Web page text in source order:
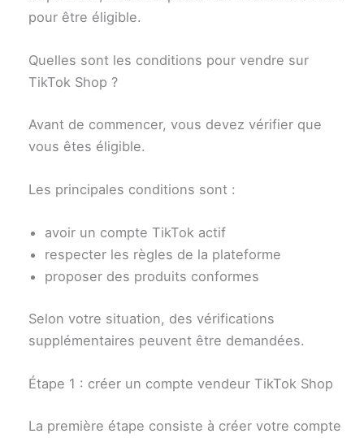
pour être éligible.
Quelles sont les conditions pour vendre sur
TikTok Shop ?
Avant de commencer, vous devez vérifier que
vous êtes éligible.
Les principales conditions sont :
avoir un compte TikTok actif
respecter les règles de la plateforme
proposer des produits conformes
Selon votre situation, des vérifications
supplémentaires peuvent être demandées.
Étape 1 : créer un compte vendeur TikTok Shop
La première étape consiste à créer votre compte